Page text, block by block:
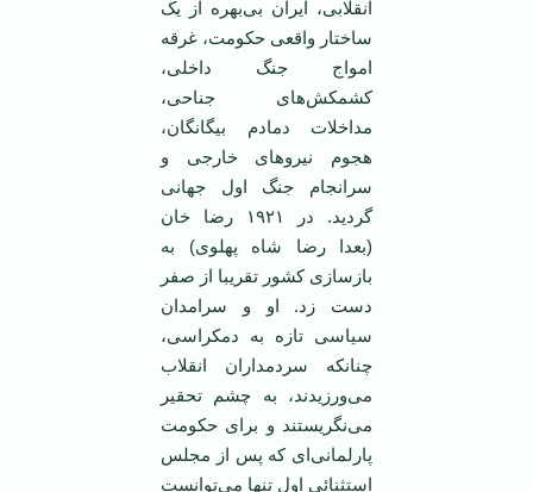
انقلابی، ایران بی‌بهره از یک
ساختار واقعی حکومت، غرقه
امواج جنگ داخلی،
کشمکش‌های جناحی،
مداخلات دمادم بیگانگان،
هجوم نیرو‌های خارجی و
سرانجام جنگ اول جهانی
گردید. در ۱۹۲۱ رضا خان
(بعدا رضا شاه پهلوی) به
باز‌سازی کشور تقریبا از صفر
دست زد. او و سرامدان
سیاسی تازه به دمکراسی،
چنانکه سردمداران انقلاب
می‌ورزیدند، به چشم تحقیر
می‌نگریستند و برای حکومت
پارلمانی‌ای که پس از مجلس
استثنائی اول تنها می‌توانست